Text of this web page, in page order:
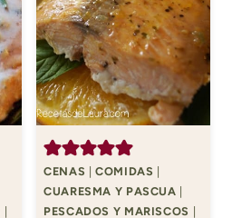
CENAS |COMIDAS
CUARESMA Y PASCUA
PESCADOS Y MARISCOS